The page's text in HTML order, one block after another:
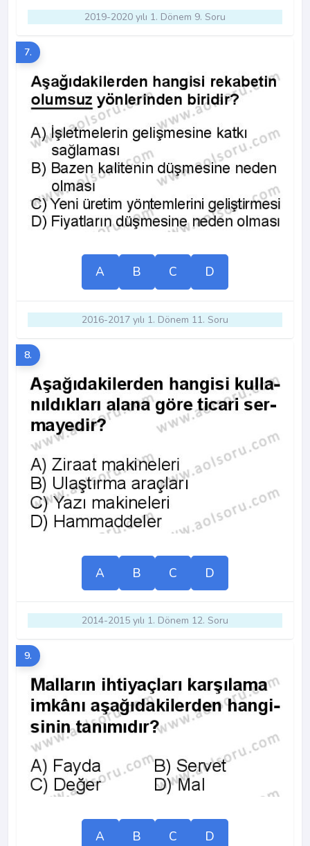
2019-2020 yılı 1. Dönem 9. Soru
7.
A B C D
2016-2017 yılı 1. Dönem 11. Soru
8.
A B C D
2014-2015 yılı 1. Dönem 12. Soru
9.
A B C D